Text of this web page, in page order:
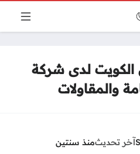
لدى شركة
والمقاولات
آخر تحديثمنذ سنتين